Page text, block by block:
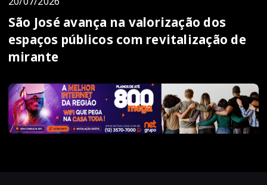
São José avança na valorização dos
espaços públicos com revitalização de
mirante